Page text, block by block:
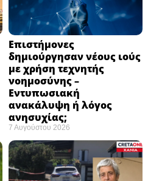
Επιστήμονες
δημιούργησαν νέους ιούς
με χρήση τεχνητής
νοημοσύνης –
Εντυπωσιακή
ανακάλυψη ή λόγος
ανησυχίας; ​
7 Αυγούστου 2026